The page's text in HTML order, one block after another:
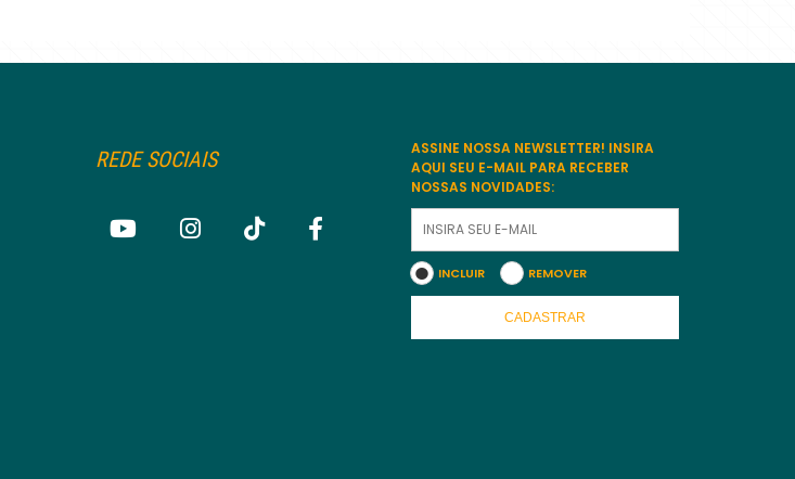
REDE SOCIAIS
ASSINE NOSSA NEWSLETTER! INSIRA
AQUI SEU E-MAIL PARA RECEBER
NOSSAS NOVIDADES:
INCLUIR REMOVER
CADASTRAR